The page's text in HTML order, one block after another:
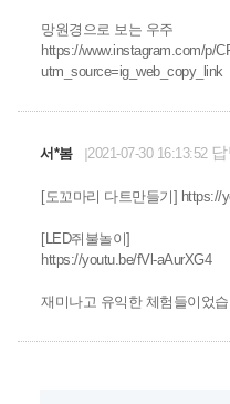
망원경으로 보는 우주
https://www.instagram.com/p/
utm_source=ig_web_copy_link
서*봄 2021-07-30 16:13:52
[도꼬마리 다트만들기] https://
[LED쥐불놀이]
https://youtu.be/fVl-aAurXG4
재미나고 유익한 체험들이었